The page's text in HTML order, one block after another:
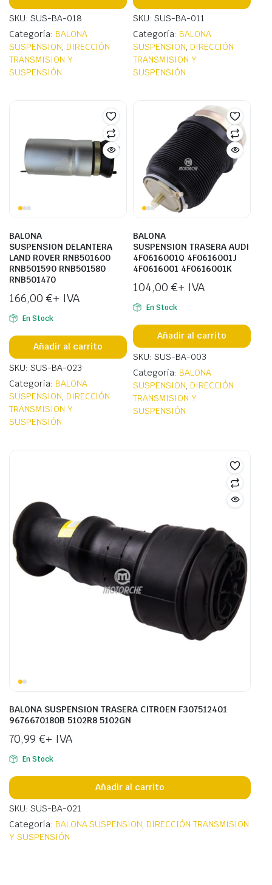
SKU: SUS-BA-018
Categoría: BALONA
SUSPENSION, DIRECCIÓN
TRANSMISION Y
SUSPENSIÓN
SKU: SUS-BA-011
Categoría: BALONA
SUSPENSION, DIRECCIÓN
TRANSMISION Y
SUSPENSIÓN
BALONA
SUSPENSION DELANTERA
LAND ROVER RNB501600
RNB501590 RNB501580
RNB501470
166,00 €+ IVA
En Stock
Añadir al carrito
SKU: SUS-BA-023
Categoría: BALONA
SUSPENSION, DIRECCIÓN
TRANSMISION Y
SUSPENSIÓN
BALONA
SUSPENSION TRASERA AUDI
4F0616001Q 4F0616001J
4F0616001 4F0616001K
104,00 €+ IVA
En Stock
Añadir al carrito
SKU: SUS-BA-003
Categoría: BALONA
SUSPENSION, DIRECCIÓN
TRANSMISION Y
SUSPENSIÓN
BALONA SUSPENSION TRASERA CITROEN F307512401
9676670180B 5102R8 5102GN
70,99 €+ IVA
En Stock
Añadir al carrito
SKU: SUS-BA-021
Categoría: BALONA SUSPENSION, DIRECCIÓN TRANSMISION
Y SUSPENSIÓN